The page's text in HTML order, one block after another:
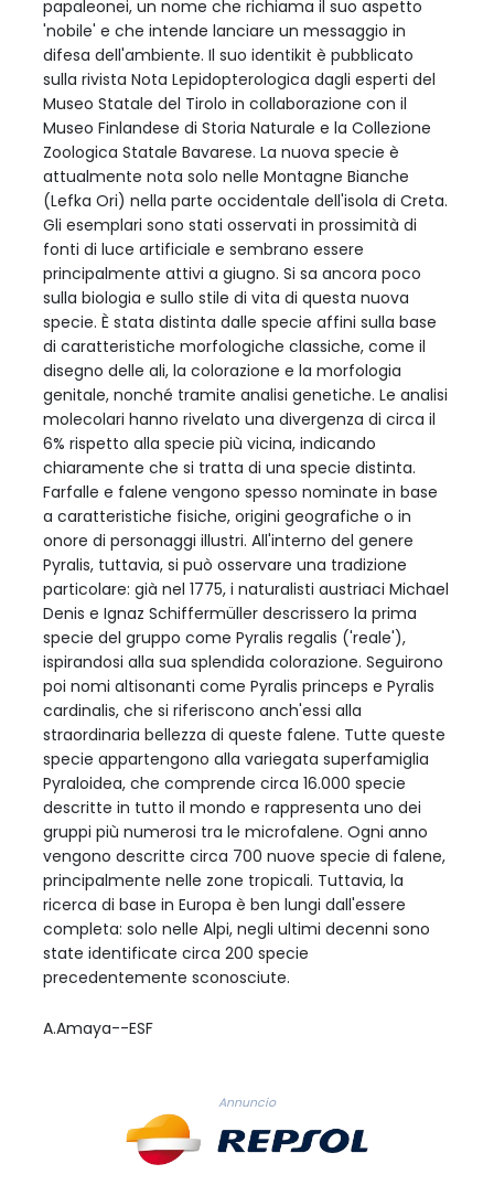
papaleonei, un nome che richiama il suo aspetto
'nobile' e che intende lanciare un messaggio in
difesa dell'ambiente. Il suo identikit è pubblicato
sulla rivista Nota Lepidopterologica dagli esperti del
Museo Statale del Tirolo in collaborazione con il
Museo Finlandese di Storia Naturale e la Collezione
Zoologica Statale Bavarese. La nuova specie è
attualmente nota solo nelle Montagne Bianche
(Lefka Ori) nella parte occidentale dell'isola di Creta.
Gli esemplari sono stati osservati in prossimità di
fonti di luce artificiale e sembrano essere
principalmente attivi a giugno. Si sa ancora poco
sulla biologia e sullo stile di vita di questa nuova
specie. È stata distinta dalle specie affini sulla base
di caratteristiche morfologiche classiche, come il
disegno delle ali, la colorazione e la morfologia
genitale, nonché tramite analisi genetiche. Le analisi
molecolari hanno rivelato una divergenza di circa il
6% rispetto alla specie più vicina, indicando
chiaramente che si tratta di una specie distinta.
Farfalle e falene vengono spesso nominate in base
a caratteristiche fisiche, origini geografiche o in
onore di personaggi illustri. All'interno del genere
Pyralis, tuttavia, si può osservare una tradizione
particolare: già nel 1775, i naturalisti austriaci Michael
Denis e Ignaz Schiffermüller descrissero la prima
specie del gruppo come Pyralis regalis ('reale'),
ispirandosi alla sua splendida colorazione. Seguirono
poi nomi altisonanti come Pyralis princeps e Pyralis
cardinalis, che si riferiscono anch'essi alla
straordinaria bellezza di queste falene. Tutte queste
specie appartengono alla variegata superfamiglia
Pyraloidea, che comprende circa 16.000 specie
descritte in tutto il mondo e rappresenta uno dei
gruppi più numerosi tra le microfalene. Ogni anno
vengono descritte circa 700 nuove specie di falene,
principalmente nelle zone tropicali. Tuttavia, la
ricerca di base in Europa è ben lungi dall'essere
completa: solo nelle Alpi, negli ultimi decenni sono
state identificate circa 200 specie
precedentemente sconosciute.
A.Amaya--ESF
Annuncio